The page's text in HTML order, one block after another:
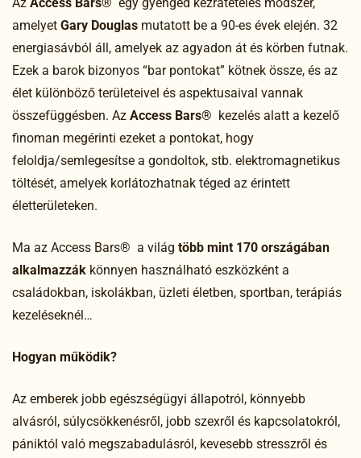
amelyet Gary Douglas mutatott be a 90-es évek elején. 32
energiasávból áll, amelyek az agyadon át és körben futnak.
Ezek a barok bizonyos “bar pontokat” kötnek össze, és az
élet különböző területeivel és aspektusaival vannak
összefüggésben. Az Access Bars® kezelés alatt a kezelő
finoman megérinti ezeket a pontokat, hogy
feloldja/semlegesítse a gondoltok, stb. elektromagnetikus
töltését, amelyek korlátozhatnak téged az érintett
életterületeken.
Ma az Access Bars® a világ több mint 170 országában
alkalmazzák könnyen használható eszközként a
családokban, iskolákban, üzleti életben, sportban, terápiás
kezeléseknél…
Hogyan működik?
Az emberek jobb egészségügyi állapotról, könnyebb
alvásról, súlycsökkenésről, jobb szexről és kapcsolatokról,
pániktól való megszabadulásról, kevesebb stresszről és